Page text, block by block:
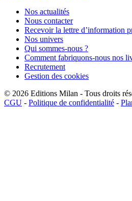
Nos actualités
Nous contacter
Recevoir la lettre d’information
Nos univers
Qui sommes-nous ?
Comment fabriquons-nous nos
Recrutement
Gestion des cookies
© 2026 Editions Milan - Tous droits
CGU - Politique de confidentialité -